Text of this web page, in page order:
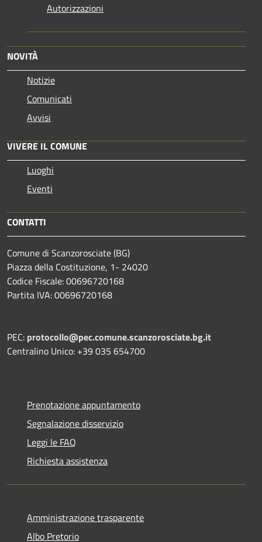
Autorizzazioni
NOVITÀ
Notizie
Comunicati
Avvisi
VIVERE IL COMUNE
Luoghi
Eventi
CONTATTI
Comune di Scanzorosciate (BG)
Piazza della Costituzione, 1- 24020
Codice Fiscale: 00696720168
Partita IVA: 00696720168
PEC: protocollo@pec.comune.scanzorosciate.bg.it
Centralino Unico: +39 035 654700
Prenotazione appuntamento
Segnalazione disservizio
Leggi le FAQ
Richiesta assistenza
Amministrazione trasparente
Albo Pretorio